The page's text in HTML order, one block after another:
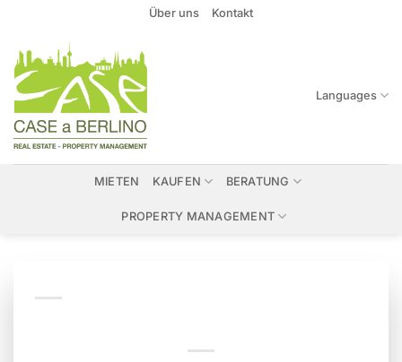
springen
Über uns Kontakt
Languages
MIETEN KAUFEN BERATUNG
PROPERTY MANAGEMENT